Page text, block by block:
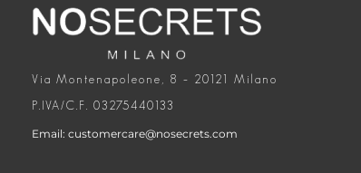
Via Montenapoleone, 8 – 20121 Milano
P.IVA/C.F. 03275440133
Email: customercare@nosecrets.com